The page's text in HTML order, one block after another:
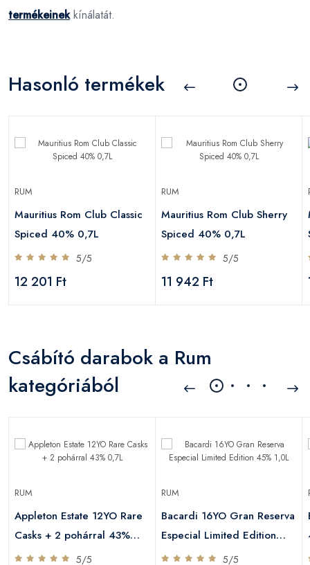
termékeinekkínálatát.
Hasonló termékek
RUM
Mauritius Rom Club Classic
Spiced 40% 0,7L
5/5
12 201 Ft
RUM
Mauritius Rom Club Sherry
Spiced 40% 0,7L
5/5
11 942 Ft
Csábító darabok a Rum
kategóriából
RUM
Appleton Estate 12YO Rare
Casks + 2 pohárral 43%
0,7L
5/5
RUM
Bacardi 16YO Gran Reserva
Especial Limited Edition
45% 1,0L
5/5